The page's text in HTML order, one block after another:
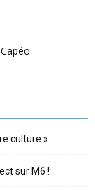
culture »
sur M6 !